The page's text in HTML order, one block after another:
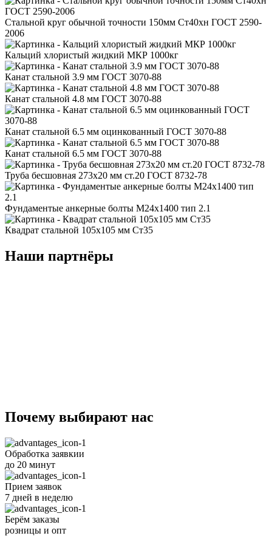
Стальной круг обычной точности 150мм Ст40хн ГОСТ 2590-
2006
Кальций хлористый жидкий МКР 1000кг
Канат стальной 3.9 мм ГОСТ 3070-88
Канат стальной 4.8 мм ГОСТ 3070-88
Канат стальной 6.5 мм оцинкованный ГОСТ 3070-88
Канат стальной 6.5 мм ГОСТ 3070-88
Труба бесшовная 273x20 мм ст.20 ГОСТ 8732-78
Фундаментые анкерные болты М24x1400 тип 2.1
Квадрат стальной 105x105 мм Ст35
Наши партнёры
Почему выбирают нас
Обработка заявкии
до 20 минут
Прием заявок
7 дней в неделю
Берём заказы
розницы и опт